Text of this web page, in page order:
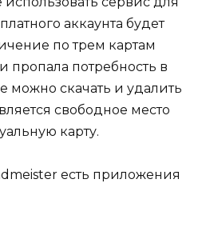
аккаунта будет
по трем картам
пропала потребность в
можно скачать и удалить
свободное место
карту.
есть приложения